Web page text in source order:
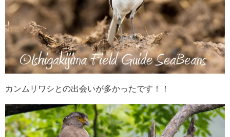
カンムリワシとの出会いが多かったです！！